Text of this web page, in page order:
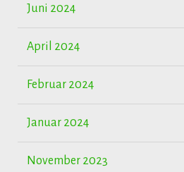
Juni 2024
April 2024
Februar 2024
Januar 2024
November 2023